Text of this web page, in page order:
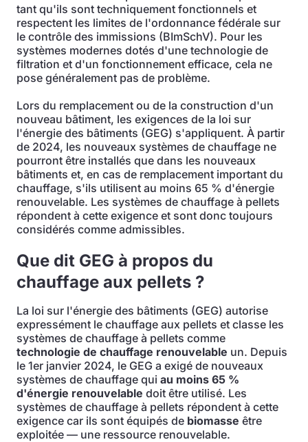
tant qu'ils sont techniquement fonctionnels et
respectent les limites de l'ordonnance fédérale sur
le contrôle des immissions (BImSchV). Pour les
systèmes modernes dotés d'une technologie de
filtration et d'un fonctionnement efficace, cela ne
pose généralement pas de problème.
Lors du remplacement ou de la construction d'un
nouveau bâtiment, les exigences de la loi sur
l'énergie des bâtiments (GEG) s'appliquent. À partir
de 2024, les nouveaux systèmes de chauffage ne
pourront être installés que dans les nouveaux
bâtiments et, en cas de remplacement important du
chauffage, s'ils utilisent au moins 65 % d'énergie
renouvelable. Les systèmes de chauffage à pellets
répondent à cette exigence et sont donc toujours
considérés comme admissibles.
Que dit GEG à propos du
chauffage aux pellets ?
La loi sur l'énergie des bâtiments (GEG) autorise
expressément le chauffage aux pellets et classe les
systèmes de chauffage à pellets comme
technologie de chauffage renouvelable un. Depuis
le 1er janvier 2024, le GEG a exigé de nouveaux
systèmes de chauffage qui au moins 65 %
d'énergie renouvelable doit être utilisé. Les
systèmes de chauffage à pellets répondent à cette
exigence car ils sont équipés de biomasse être
exploitée — une ressource renouvelable.